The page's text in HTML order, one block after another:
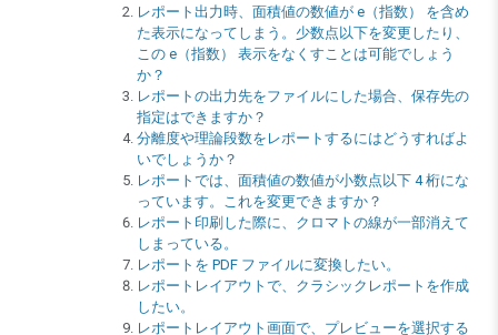
レポート出力時、面積値の数値が e（指数） を含め
た表示になってしまう。少数点以下を変更したり、
この e（指数） 表示をなくすことは可能でしょう
か？
レポートの出力先をファイルにした場合、保存先の
指定はできますか？
分離度や理論段数をレポートするにはどうすればよ
いでしょうか？
レポートでは、面積値の数値が小数点以下 4 桁にな
っています。これを変更できますか？
レポート印刷した際に、クロマトの線が一部消えて
しまっている。
レポートを PDF ファイルに変換したい。
レポートレイアウトで、クラシックレポートを作成
したい。
レポートレイアウト画面で、プレビューを選択する